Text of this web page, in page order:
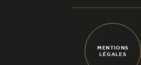
MENTIONS
LÉGALES